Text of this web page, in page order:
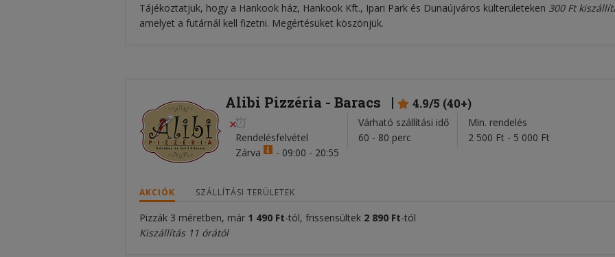
Tájékoztatjuk, hogy a Hankook ház, Hankook Kft., Ipari Park és Dunaújváros külterületeken 300 Ft
amelyet a futárnál kell fizetni. Megértésüket köszönjük.
Alibi Pizzéria - Baracs 4.9/5 (40+)
Rendelésfelvétel
Zárva
- 09:00 - 20:55
Várható szállítási idő
60 - 80 perc
Min. rendelés
2 500 Ft - 5 000 Ft
AKCIÓK SZÁLLÍTÁSI TERÜLETEK
Pizzák 3 méretben, már 1 490 Ft-tól, frissensültek 2 890 Ft-tól
Kiszállítás 11 órától